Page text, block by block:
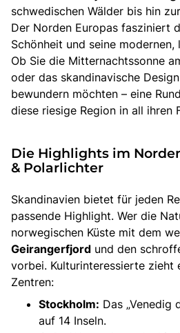
schwedischen Wälder bis hin
Der Norden Europas fasziniert
Schönheit und seine
Ob Sie die Mitternachtssonne
oder das skandinavische
bewundern möchten – eine
diese riesige Region in all ihren
Die Highlights im
& Polarlichter
Skandinavien bietet für jeden
passende Highlight. Wer die
norwegischen Küste mit dem
Geirangerfjord und den
vorbei. Kulturinteressierte zieht
Zentren:
Stockholm: Das „Venedig
auf 14 Inseln.